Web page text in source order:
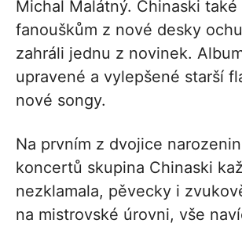
Michal Malátný. Chinaski
fanouškům z nové desky
zahráli jednu z novinek.
upravené a vylepšené starší
nové songy.
Na prvním z dvojice
koncertů skupina Chinaski
nezklamala, pěvecky i
na mistrovské úrovni, vše